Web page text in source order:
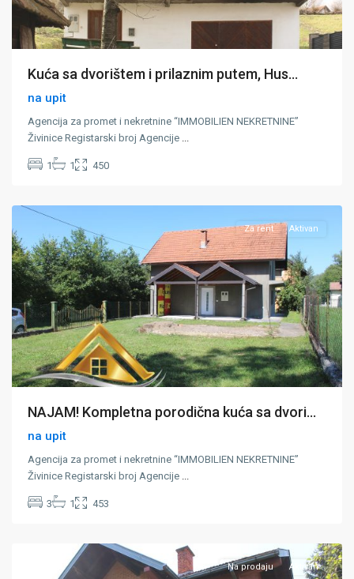
Kuća sa dvorištem i prilaznim putem, Hus...
na upit
Agencija za promet i nekretnine “IMMOBILIEN NEKRETNINE”
Živinice Registarski broj Agencije ...
1 1 450
Strašanj
Za rent Aktivan
NAJAM! Kompletna porodična kuća sa dvori...
na upit
Agencija za promet i nekretnine “IMMOBILIEN NEKRETNINE”
Živinice Registarski broj Agencije ...
3 1 453
Đurđevik
Na prodaju Aktivan